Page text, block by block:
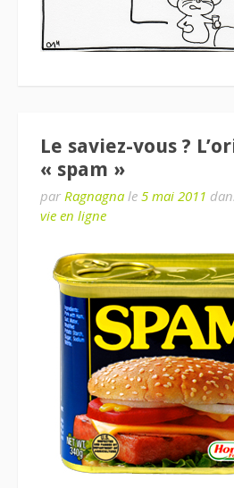
Le saviez-vous ?
« spam »
par Ragnagna le 5 mai 2011
vie en ligne